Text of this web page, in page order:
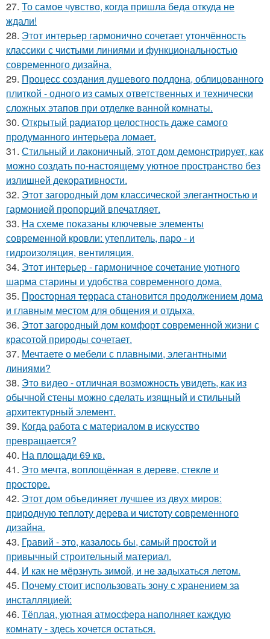
27. То самое чувство, когда пришла беда откуда не
ждали!
28. Этот интерьер гармонично сочетает утончённость
классики с чистыми линиями и функциональностью
современного дизайна.
29. Процесс создания душевого поддона, облицованного
плиткой - одного из самых ответственных и технически
сложных этапов при отделке ванной комнаты.
30. Открытый радиатор целостность даже самого
продуманного интерьера ломает.
31. Стильный и лаконичный, этот дом демонстрирует, как
можно создать по-настоящему уютное пространство без
излишней декоративности.
32. Этот загородный дом классической элегантностью и
гармонией пропорций впечатляет.
33. На схеме показаны ключевые элементы
современной кровли: утеплитель, паро - и
гидроизоляция, вентиляция.
34. Этот интерьер - гармоничное сочетание уютного
шарма старины и удобства современного дома.
35. Просторная терраса становится продолжением дома
и главным местом для общения и отдыха.
36. Этот загородный дом комфорт современной жизни с
красотой природы сочетает.
37. Мечтаете о мебели с плавными, элегантными
линиями?
38. Это видео - отличная возможность увидеть, как из
обычной стены можно сделать изящный и стильный
архитектурный элемент.
39. Когда работа с материалом в искусство
превращается?
40. На площади 69 кв.
41. Это мечта, воплощённая в дереве, стекле и
просторе.
42. Этот дом объединяет лучшее из двух миров:
природную теплоту дерева и чистоту современного
дизайна.
43. Гравий - это, казалось бы, самый простой и
привычный строительный материал.
44. И как не мёрзнуть зимой, и не задыхаться летом.
45. Почему стоит использовать зону с хранением за
инсталляцией:
46. Тёплая, уютная атмосфера наполняет каждую
комнату - здесь хочется остаться.